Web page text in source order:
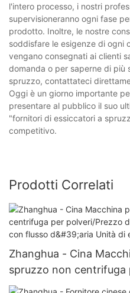
l'intero processo, i nostri
supervisioneranno ogni fase
prodotto. Inoltre, le nostre
soddisfare le esigenze di ogni
vengano consegnati ai clienti
domanda o per saperne di più
spruzzo, contattateci
Oggi è un giorno importante
presentare al pubblico il suo
"fornitori di essiccatori a
competitivo.
Prodotti Correlati
Zhanghua - Cina
spruzzo non centrifuga
dell'essiccatore a